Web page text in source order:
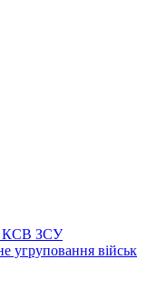
КСВ ЗСУ
угруповання військ